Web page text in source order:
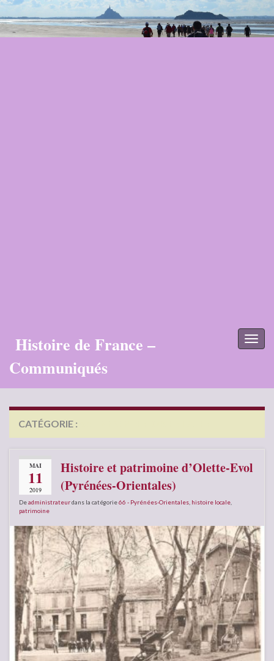
Histoire de France –
Communiqués
CATÉGORIE :
MAI
11
2019
Histoire et patrimoine d’Olette-Evol
(Pyrénées-Orientales)
Deadministrateurdans la catégorie66 - Pyrénées-Orientales histoire locale
patrimoine